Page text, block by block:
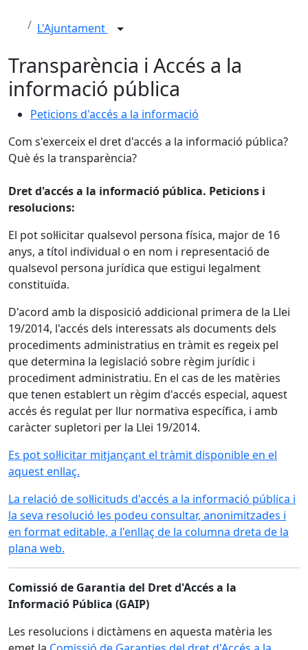
L'Ajuntament
Transparència i Accés a la
informació pública
Peticions d'accés a la informació
Com s'exerceix el dret d'accés a la informació pública?
Què és la transparència?
Dret d'accés a la informació pública. Peticions i
resolucions:
El pot sol·licitar qualsevol persona física, major de 16
anys, a títol individual o en nom i representació de
qualsevol persona jurídica que estigui legalment
constituïda.
D'acord amb la disposició addicional primera de la Llei
19/2014, l'accés dels interessats als documents dels
procediments administratius en tràmit es regeix pel
que determina la legislació sobre règim jurídic i
procediment administratiu. En el cas de les matèries
que tenen establert un règim d'accés especial, aquest
accés és regulat per llur normativa específica, i amb
caràcter supletori per la Llei 19/2014.
Es pot sol·licitar mitjançant el tràmit disponible en el
aquest enllaç.
La relació de sol·licituds d'accés a la informació pública i
la seva resolució les podeu consultar, anonimitzades i
en format editable, a l'enllaç de la columna dreta de la
plana web.
Comissió de Garantia del Dret d'Accés a la
Informació Pública (GAIP)
Les resolucions i dictàmens en aquesta matèria les